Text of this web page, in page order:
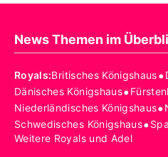
News Themen im
Royals:Britisches Königshaus•
Dänisches Königshaus•
Niederländisches Königshaus•
Schwedisches Königshaus•
Weitere Royals und Adel